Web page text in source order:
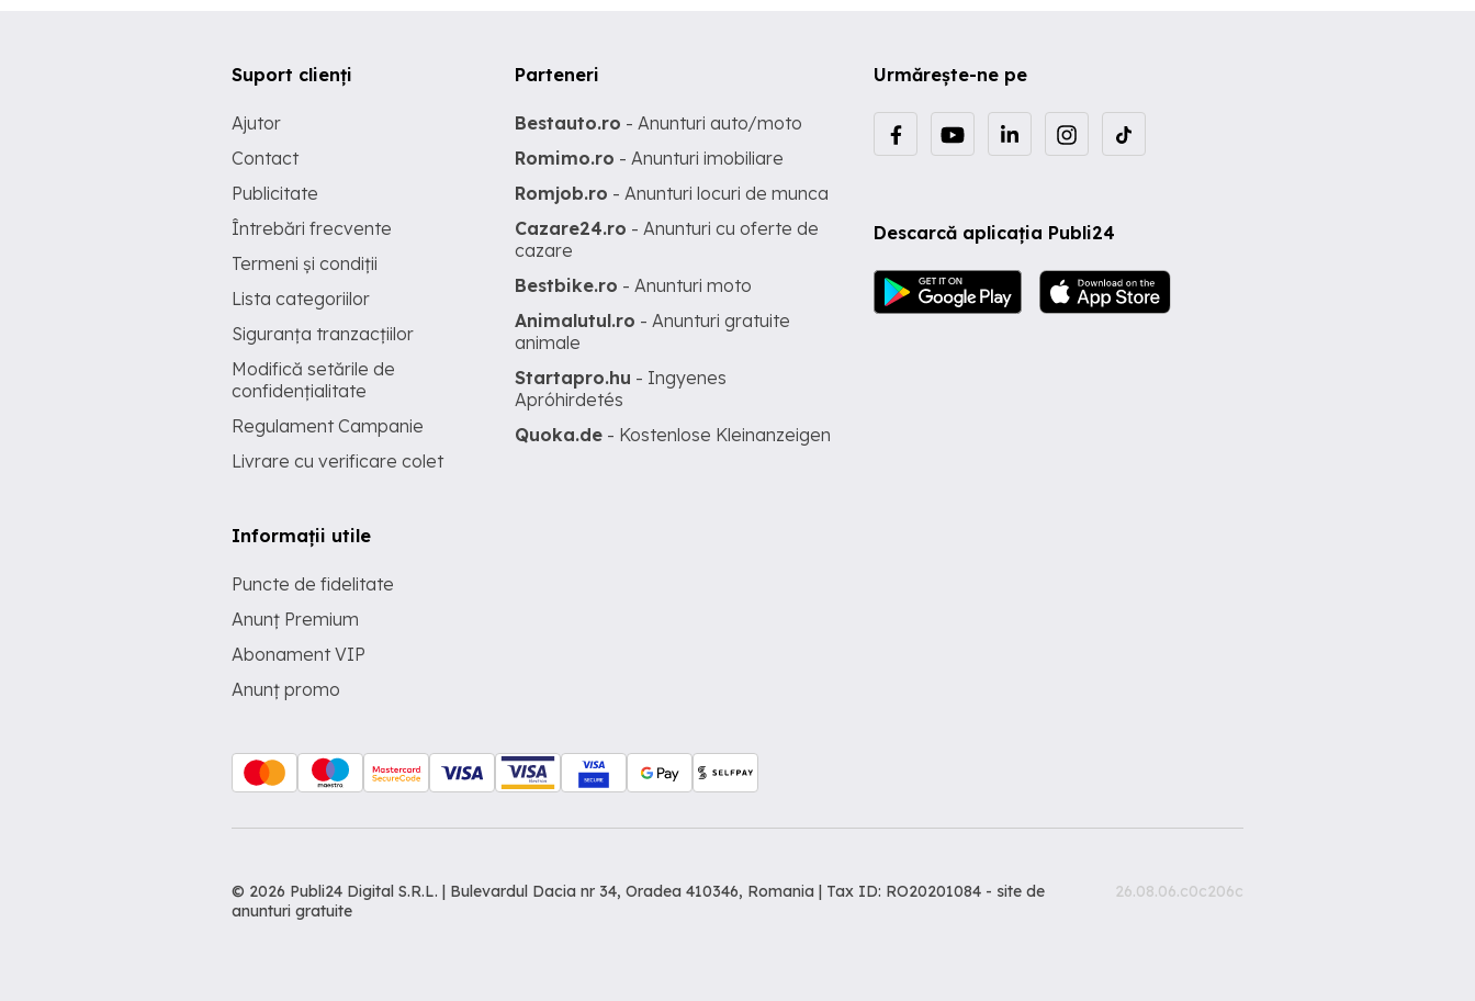
Urmărește-ne pe
Descarcă aplicația Publi24
Suport clienți
Ajutor
Contact
Publicitate
Întrebări frecvente
Termeni și condiții
Lista categoriilor
Siguranța tranzacțiilor
Modifică setările de
confidențialitate
Regulament Campanie
Livrare cu verificare colet
Informații utile
Puncte de fidelitate
Anunț Premium
Abonament VIP
Anunț promo
Parteneri
Bestauto.ro - Anunturi auto/moto
Romimo.ro - Anunturi imobiliare
Romjob.ro - Anunturi locuri de munca
Cazare24.ro - Anunturi cu oferte de
cazare
Bestbike.ro - Anunturi moto
Animalutul.ro - Anunturi gratuite
animale
Startapro.hu - Ingyenes
Apróhirdetés
Quoka.de - Kostenlose Kleinanzeigen
© 2026 Publi24 Digital S.R.L. | Bulevardul Dacia nr 34, Oradea 410346, Romania | Tax ID: RO20201084 - site de
anunturi gratuite
26.08.06.c0c206c